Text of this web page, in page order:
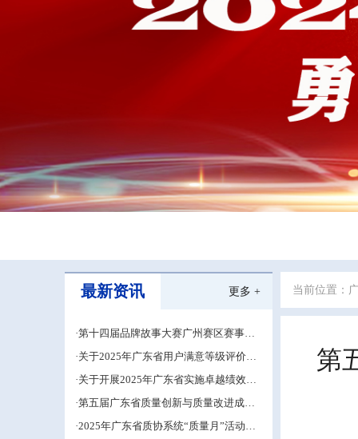
最新资讯 更多 +
·第十四届品牌故事大赛广州赛区赛事圆
满落幕
·关于2025年广东省用户满意等级评价结
果公示的通知
·关于开展2025年广东省实施卓越绩效先
进组织申报工作的通知
·第五届广东省质量创新与质量改进成果
发表赛圆满结束
·2025年广东省质协系统“质量月”活动启
当前位置：
第